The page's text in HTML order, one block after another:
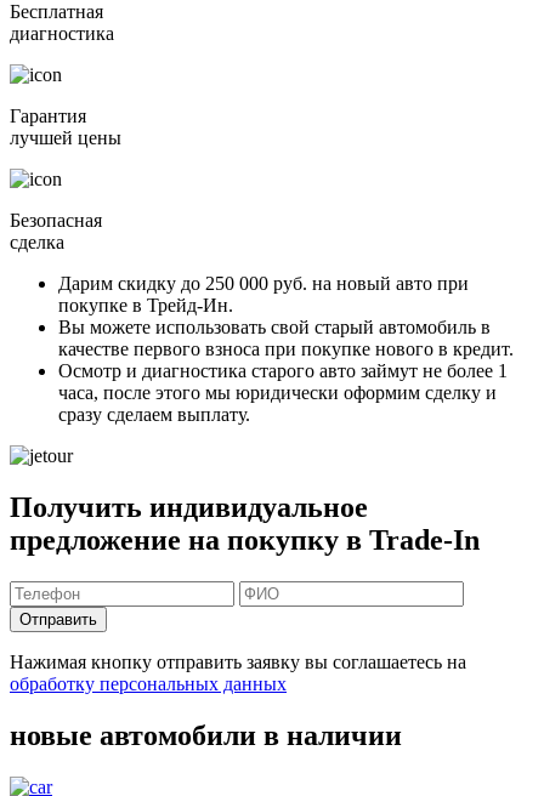
Бесплатная
диагностика
Гарантия
лучшей цены
Безопасная
сделка
Дарим скидку до 250 000 руб. на новый авто при
покупке в Трейд-Ин.
Вы можете использовать свой старый автомобиль в
качестве первого взноса при покупке нового в кредит.
Осмотр и диагностика старого авто займут не более 1
часа, после этого мы юридически оформим сделку и
сразу сделаем выплату.
Получить индивидуальное
предложение на покупку в Trade-In
Отправить
Нажимая кнопку отправить заявку вы соглашаетесь на
обработку персональных данных
новые автомобили в наличии